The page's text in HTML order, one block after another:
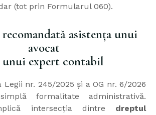
(tot prin Formularul 060).
recomandată asistența unui
avocat
unui expert contabil
nr. 245/2025 și a OG nr. 6/2026
formalitate administrativă.
intersecția dintre dreptul